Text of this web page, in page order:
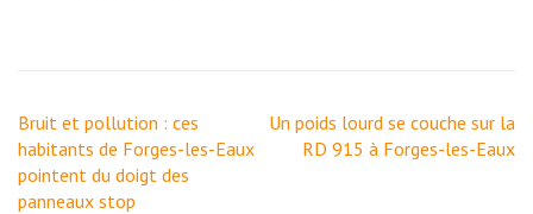
Navigation
de
l’article
Bruit et pollution : ces
habitants de Forges-les-Eaux
pointent du doigt des
panneaux stop
Un poids lourd se couche sur la
RD 915 à Forges-les-Eaux